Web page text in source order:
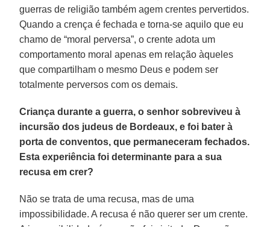
guerras de religião também agem crentes pervertidos.
Quando a crença é fechada e torna-se aquilo que eu
chamo de “moral perversa”, o crente adota um
comportamento moral apenas em relação àqueles
que compartilham o mesmo Deus e podem ser
totalmente perversos com os demais.
Criança durante a guerra, o senhor sobreviveu à
incursão dos judeus de Bordeaux, e foi bater à
porta de conventos, que permaneceram fechados.
Esta experiência foi determinante para a sua
recusa em crer?
Não se trata de uma recusa, mas de uma
impossibilidade. A recusa é não querer ser um crente.